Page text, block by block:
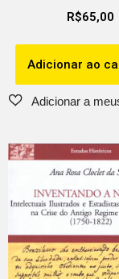
R$65,00
Adicionar ao